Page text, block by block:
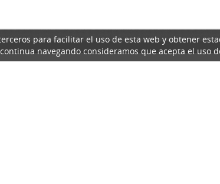
para facilitar el uso de esta web y obtener
continua navegando consideramos que acepta el uso